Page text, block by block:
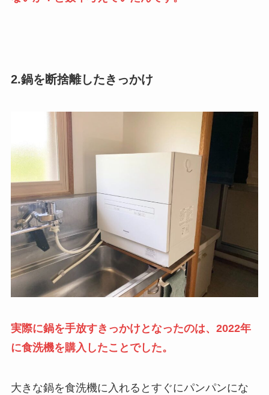
2.鍋を断捨離したきっかけ
実際に鍋を手放すきっかけとなったのは、2022年
に食洗機を購入したことでした。
大きな鍋を食洗機に入れるとすぐにパンパンにな